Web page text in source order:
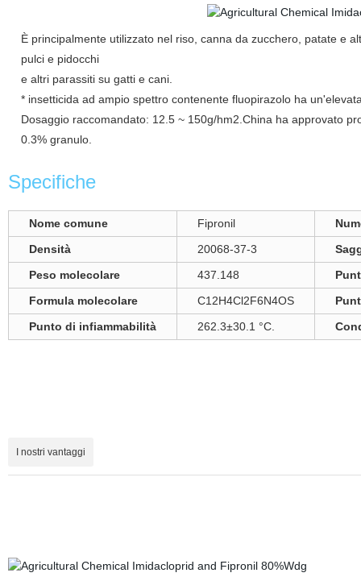
È principalmente utilizzato nel riso, canna da zucchero, patate e
pulci e pidocchi
e altri parassiti su gatti e cani.
* insetticida ad ampio spettro contenente fluopirazolo ha
Dosaggio raccomandato: 12.5 ~ 150g/hm2.China ha approvato
0.3% granulo.
Specifiche
Nome comune Fipronil
Densità
20068-37-3
Peso molecolare
437.148
Formula molecolare
C12H4Cl2F6N4OS
Punto di infiammabilità
262.3±30.1 °C.
I nostri vantaggi